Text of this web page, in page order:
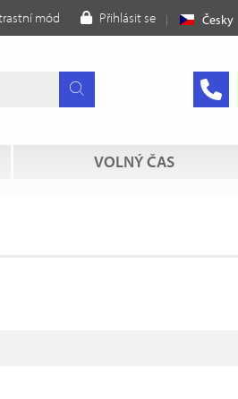
Česky
mód Přihlásit se
VOLNÝ ČAS